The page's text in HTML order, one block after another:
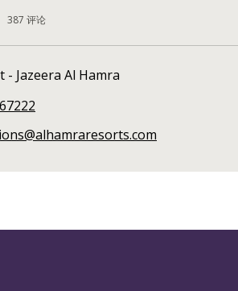
387 评论
- Jazeera Al Hamra